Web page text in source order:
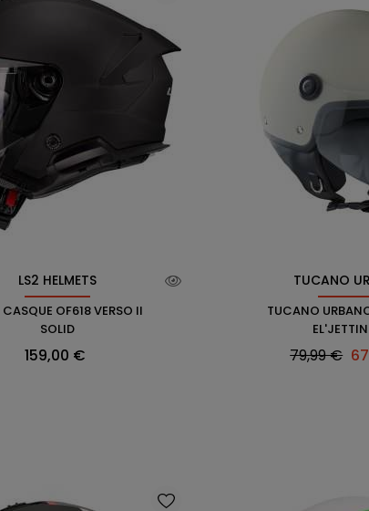
LS2 HELMETS
OF618 VERSO II
SOLID
Prix
159,00 €
TUCANO
TUCANO
Prix
79,99 €